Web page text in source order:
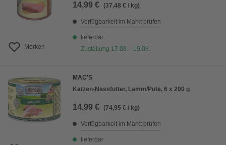
Merken
14,99 € (37,48 € / kg)
Verfügbarkeit im Markt prüfen
lieferbar
Zustellung 17.08. - 19.08.
MAC'S
Katzen-Nassfutter, Lamm/Pute, 6 x 200 g
14,99 € (74,95 € / kg)
Verfügbarkeit im Markt prüfen
lieferbar